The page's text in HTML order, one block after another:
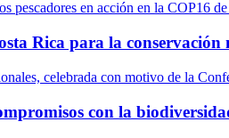
Rica para la conservación
con la